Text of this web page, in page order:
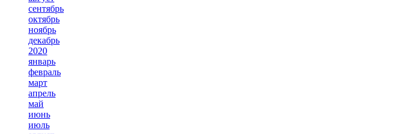
сентябрь
октябрь
ноябрь
декабрь
2020
январь
февраль
март
апрель
май
июнь
июль